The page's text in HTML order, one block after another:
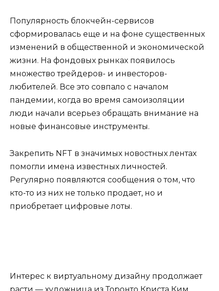
Популярность блокчейн-сервисов
сформировалась еще и на фоне существенных
изменений в общественной и экономической
жизни. На фондовых рынках появилось
множество трейдеров- и инвесторов-
любителей. Все это совпало с началом
пандемии, когда во время самоизоляции
люди начали всерьез обращать внимание на
новые финансовые инструменты.
Закрепить NFT в значимых новостных лентах
помогли имена известных личностей.
Регулярно появляются сообщения о том, что
кто-то из них не только продает, но и
приобретает цифровые лоты.
Интерес к виртуальному дизайну продолжает
расти — художница из Торонто Криста Ким,